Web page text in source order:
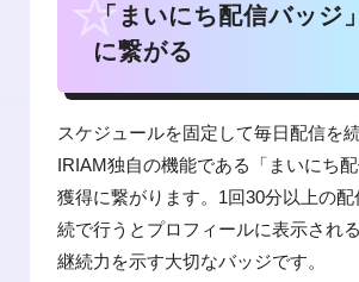
「まいにち配信バッジ
に繋がる
スケジュールを固定して毎日配信を続
IRIAM独自の機能である「まいにち
獲得に繋がります。1回30分以上の
続で行うとプロフィールに表示され
継続力を示す大切なバッジです。